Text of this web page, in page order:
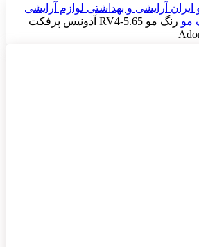
آرایشی و بهداشتی لوازم آرایشی
مو
رنگ مو RV4-5.65 آدونیس پرفکت